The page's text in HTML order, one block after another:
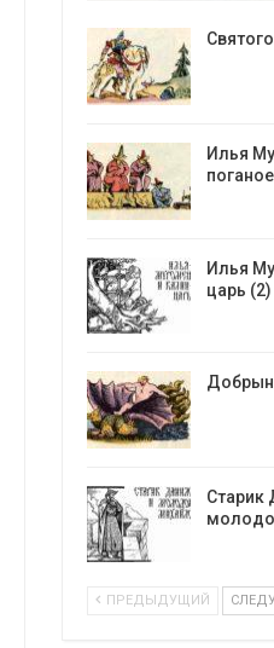
Илья
поганое
Илья
царь (2)
Старик
ПРЕДЫДУЩИЙ